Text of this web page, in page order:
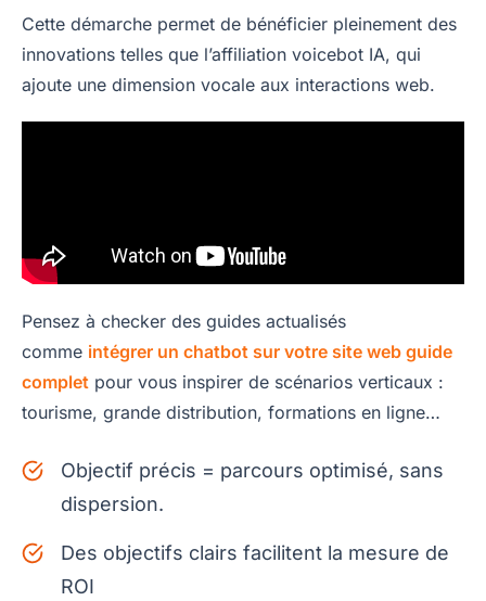
Cette démarche permet de bénéficier pleinement des
innovations telles que l’affiliation voicebot IA, qui
ajoute une dimension vocale aux interactions web.
Pensez à checker des guides actualisés
comme intégrer un chatbot sur votre site web guide
complet pour vous inspirer de scénarios verticaux :
tourisme, grande distribution, formations en ligne…
Objectif précis = parcours optimisé, sans
dispersion.
Des objectifs clairs facilitent la mesure de
ROI